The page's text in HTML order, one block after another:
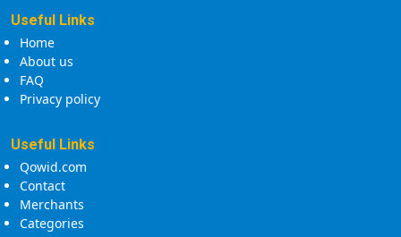
Useful Links
Home
About us
FAQ
Privacy policy
Useful Links
Qowid.com
Contact
Merchants
Categories